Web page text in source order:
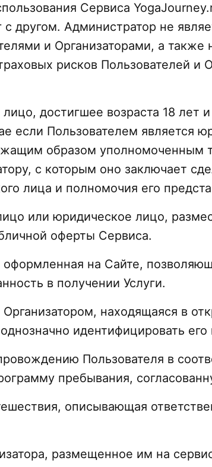
Сервиса
другом. Администратор не
и Организаторами, а также
рисков Пользователей и
достигшее возраста 18 лет
если Пользователем является
образом уполномоченным
с которым оно заключает
лица и полномочия его
или юридическое лицо,
оферты Сервиса.
оформленная на Сайте,
в получении Услуги.
находящаяся в
идентифицировать
Пользователя в
пребывания,
описывающая
размещенное им на